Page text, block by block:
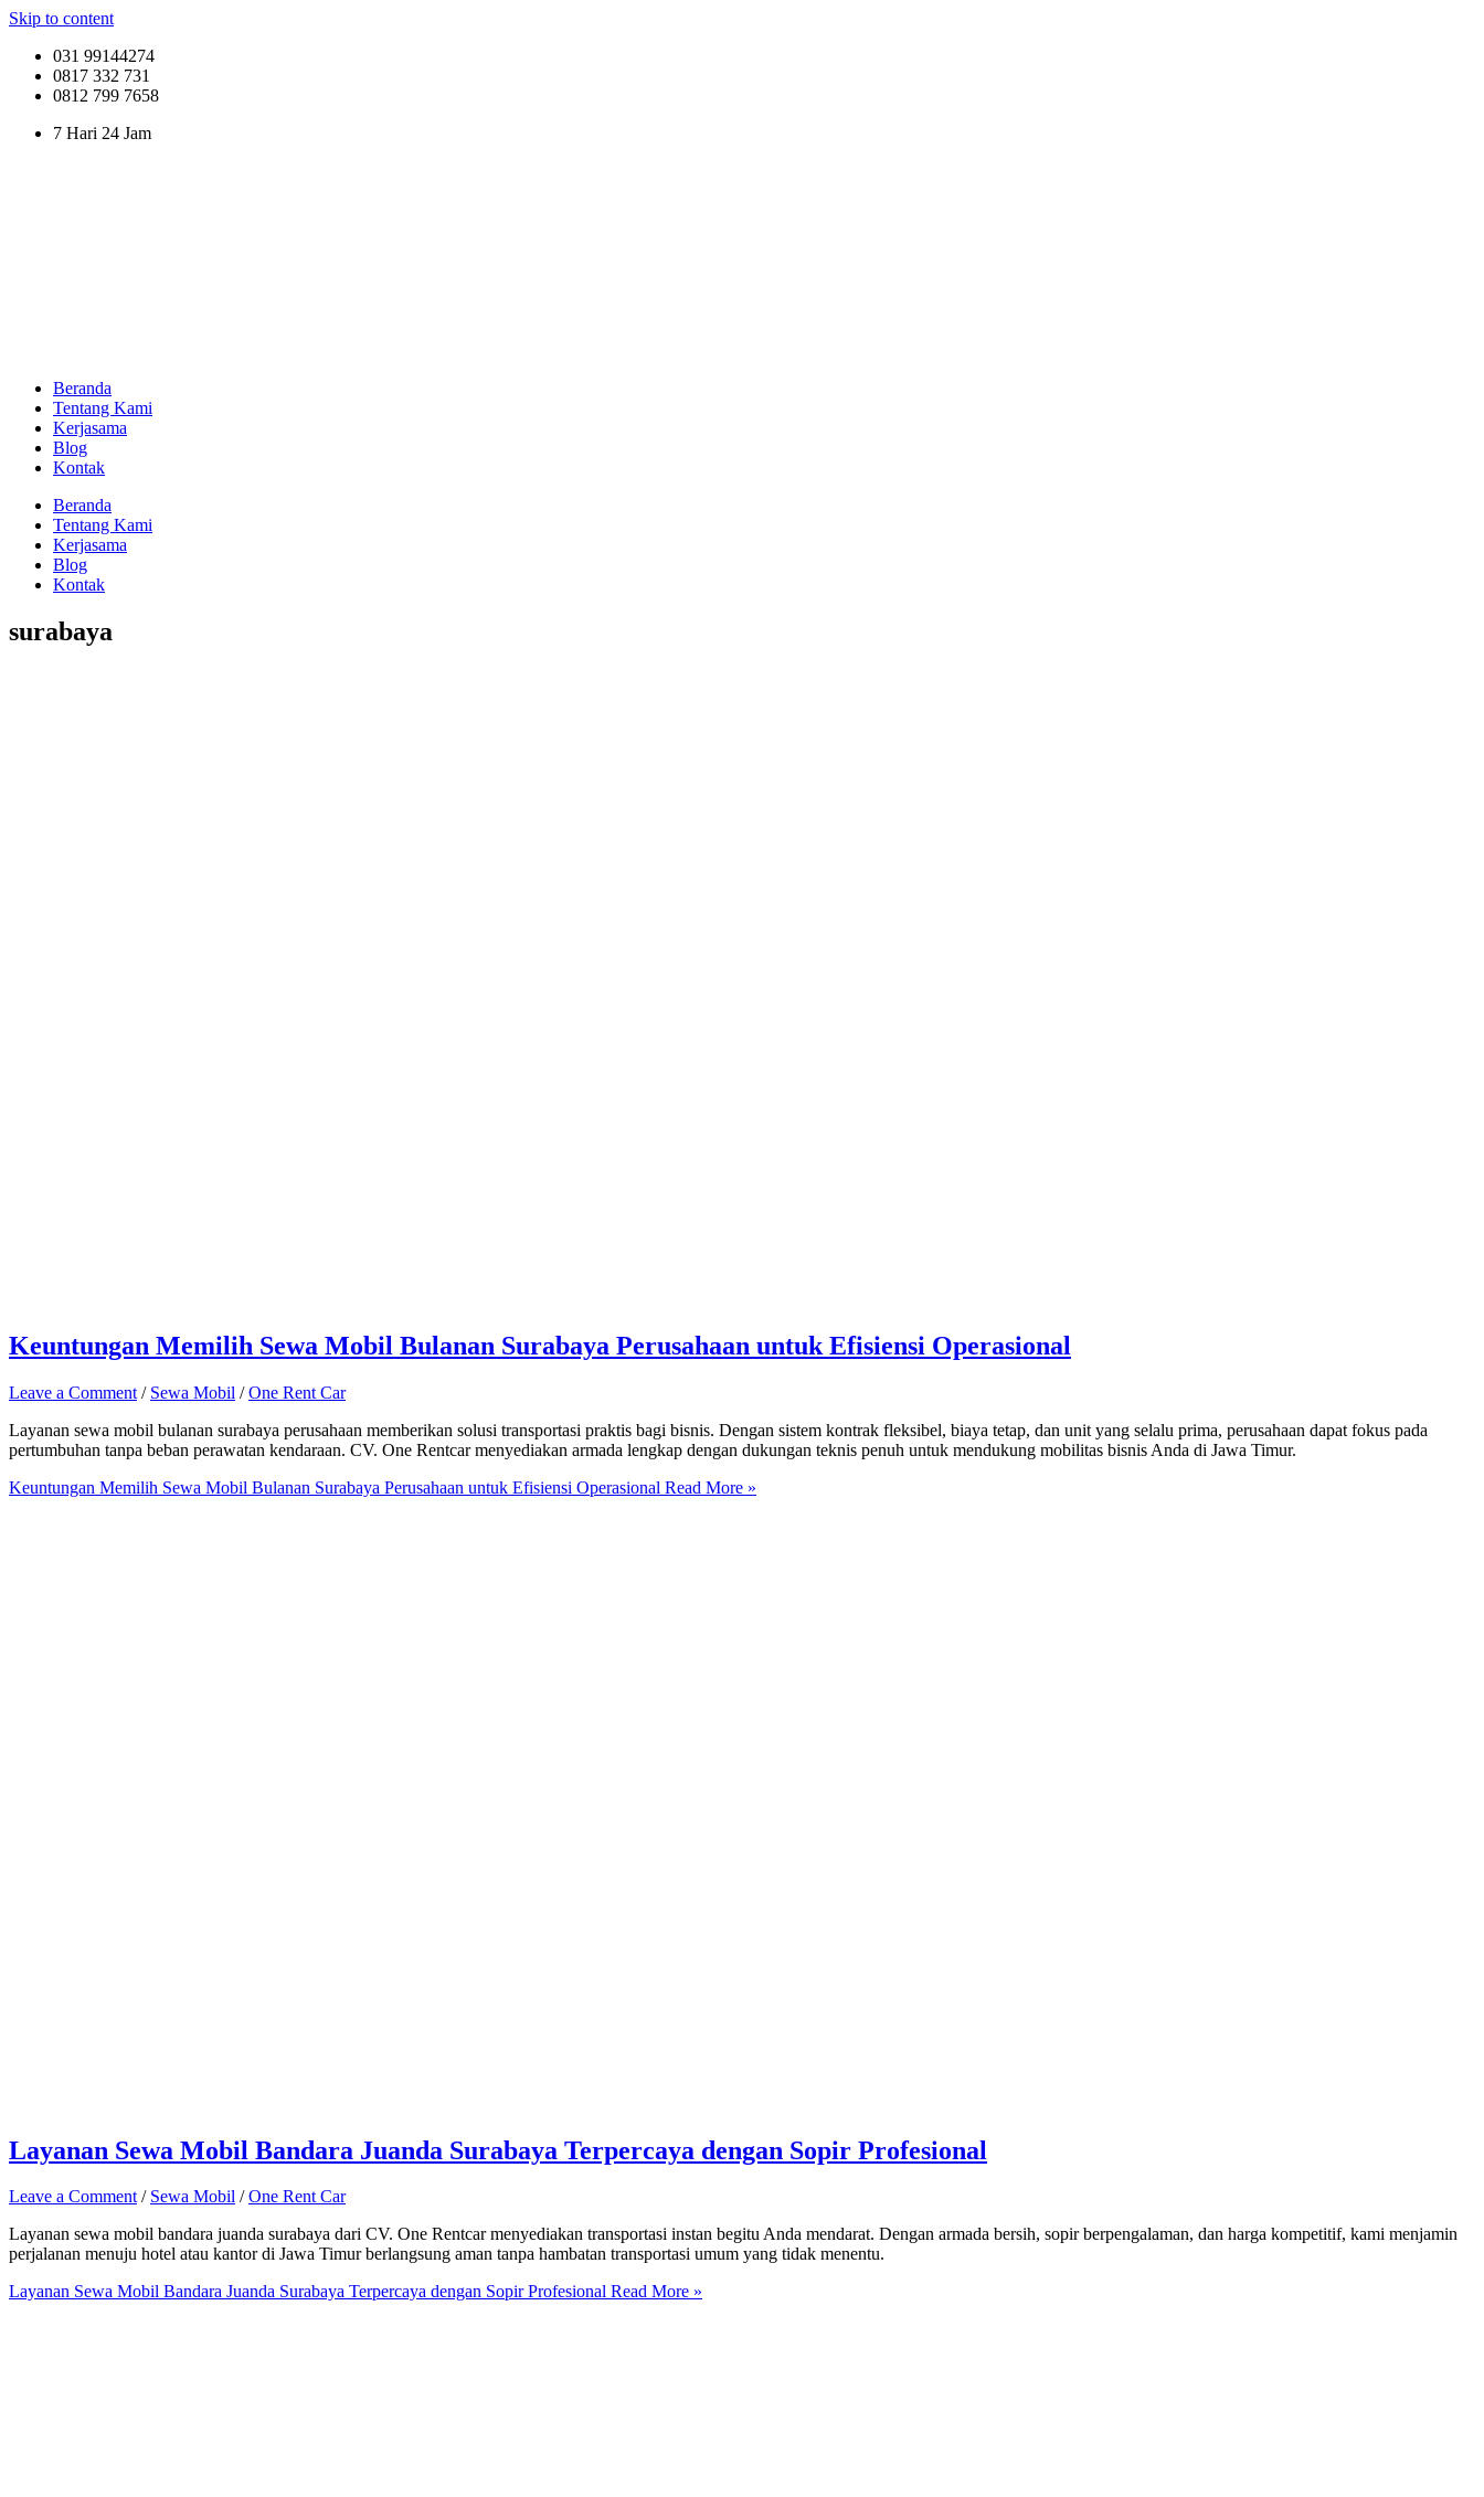
Skip to content
031 99144274
0817 332 731
0812 799 7658
7 Hari 24 Jam
Beranda
Tentang Kami
Kerjasama
Blog
Kontak
Beranda
Tentang Kami
Kerjasama
Blog
Kontak
surabaya
Keuntungan Memilih Sewa Mobil Bulanan Surabaya Perusahaan untuk Efisiensi Operasional
Leave a Comment / Sewa Mobil /One Rent Car
Layanan sewa mobil bulanan surabaya perusahaan memberikan solusi transportasi praktis bagi bisnis. Dengan sistem kontrak fleksibel, biaya tetap, dan unit yang selalu prima, perusahaan dapat fokus pada
pertumbuhan tanpa beban perawatan kendaraan. CV. One Rentcar menyediakan armada lengkap dengan dukungan teknis penuh untuk mendukung mobilitas bisnis Anda di Jawa Timur.
Keuntungan Memilih Sewa Mobil Bulanan Surabaya Perusahaan untuk Efisiensi Operasional Read More »
Layanan Sewa Mobil Bandara Juanda Surabaya Terpercaya dengan Sopir Profesional
Leave a Comment / Sewa Mobil /One Rent Car
Layanan sewa mobil bandara juanda surabaya dari CV. One Rentcar menyediakan transportasi instan begitu Anda mendarat. Dengan armada bersih, sopir berpengalaman, dan harga kompetitif, kami menjamin
perjalanan menuju hotel atau kantor di Jawa Timur berlangsung aman tanpa hambatan transportasi umum yang tidak menentu.
Layanan Sewa Mobil Bandara Juanda Surabaya Terpercaya dengan Sopir Profesional Read More »